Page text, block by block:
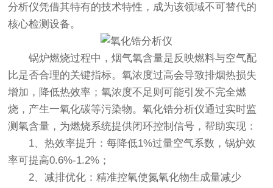
分析仪凭借其特有的技术特性，成为该领域不可替代的
核心检测设备。
锅炉燃烧过程中，烟气氧含量是反映燃料与空气配
比是否合理的关键指标。氧浓度过高会导致排烟热损失
增加，降低热效率；氧浓度不足则可能引发不完全燃
烧，产生一氧化碳等污染物。氧化锆分析仪通过实时监
测氧含量，为燃烧系统提供闭环控制信号，帮助实现：
1、热效率提升：每降低1%过量空气系数，锅炉效
率可提高0.6%-1.2%；
2、减排优化：精准控氧使氮氧化物生成量减少